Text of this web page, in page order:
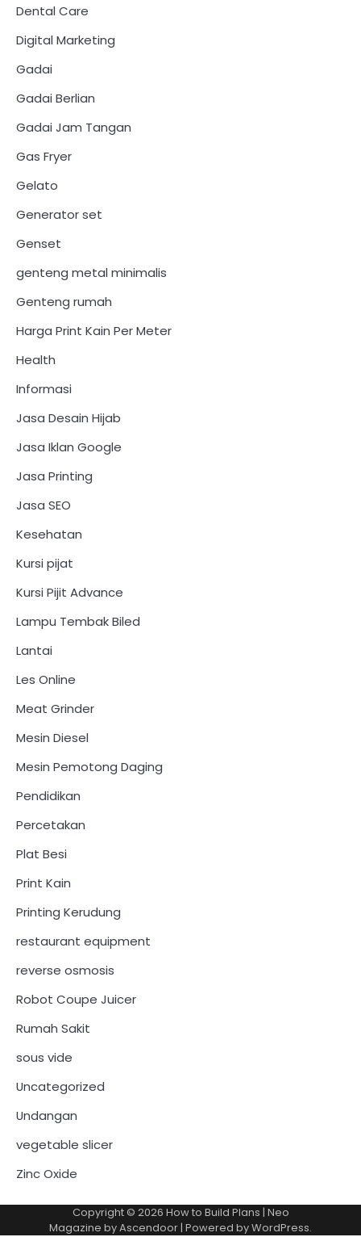
Dental Care
Digital Marketing
Gadai
Gadai Berlian
Gadai Jam Tangan
Gas Fryer
Gelato
Generator set
Genset
genteng metal minimalis
Genteng rumah
Harga Print Kain Per Meter
Health
Informasi
Jasa Desain Hijab
Jasa Iklan Google
Jasa Printing
Jasa SEO
Kesehatan
Kursi pijat
Kursi Pijit Advance
Lampu Tembak Biled
Lantai
Les Online
Meat Grinder
Mesin Diesel
Mesin Pemotong Daging
Pendidikan
Percetakan
Plat Besi
Print Kain
Printing Kerudung
restaurant equipment
reverse osmosis
Robot Coupe Juicer
Rumah Sakit
sous vide
Uncategorized
Undangan
vegetable slicer
Zinc Oxide
Copyright © 2026 How to Build Plans | Neo
Magazine byAscendoor| Powered byWordPress.